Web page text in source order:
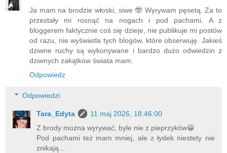
Ja mam na brodzie włoski, siwe 🤓 Wyrywam pęsetą. Za to
przestały mi rosnąć na nogach i pod pachami. A z
bloggerem faktycznie coś się dzieje, nie publikuje mi postów
od razu, nie wyświetla tych blogów, które obserwuję. Jakieś
dziwne ruchy są wykonywane i bardzo dużo odwiedzin z
dziwnych zakątków świata mam.
Odpowiedz
Odpowiedzi
Tara_Edyta
11 maj 2026, 18:46:00
Z brody można wyrywać, byle nie z pieprzyków😀
Pod pachami też mam mniej, ale z łydek niestety nie
znikają...